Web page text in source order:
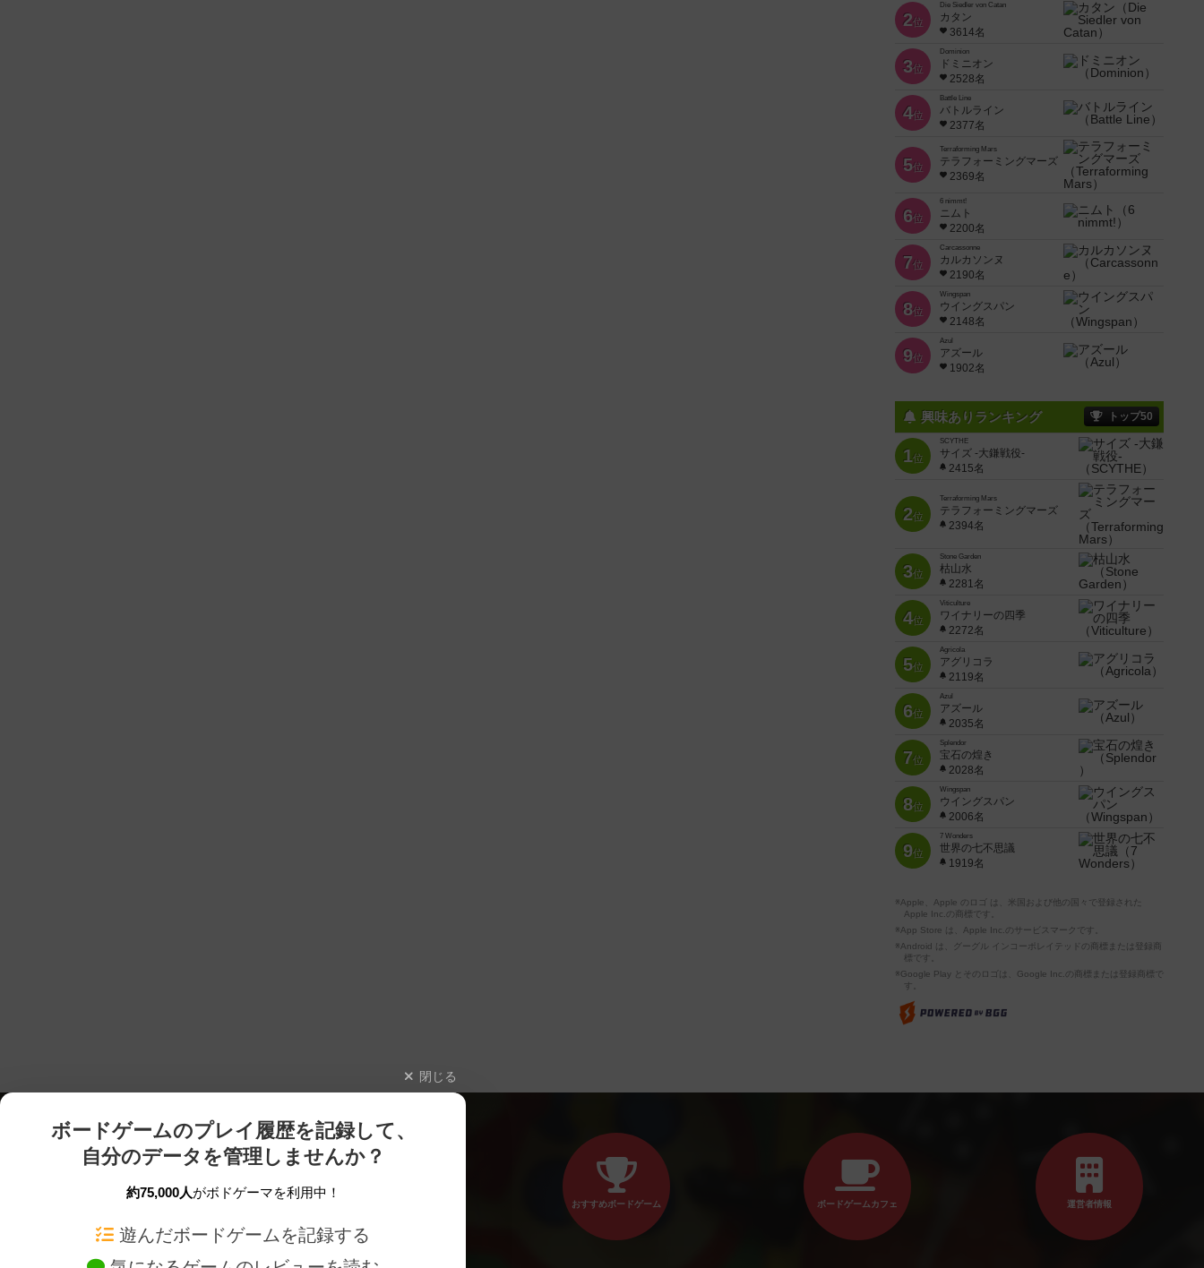
2位
Die Siedler von Catan
カタン
3614名
3位
Dominion
ドミニオン
2528名
4位
Battle Line
バトルライン
2377名
5位
Terraforming Mars
テラフォーミングマーズ
2369名
6位
6 nimmt!
ニムト
2200名
7位
Carcassonne
カルカソンヌ
2190名
8位
Wingspan
ウイングスパン
2148名
9位
Azul
アズール
1902名
興味ありランキング トップ50
1位
SCYTHE
サイズ -大鎌戦役-
2415名
2位
Terraforming Mars
テラフォーミングマーズ
2394名
3位
Stone Garden
枯山水
2281名
4位
Viticulture
ワイナリーの四季
2272名
5位
Agricola
アグリコラ
2119名
6位
Azul
アズール
2035名
7位
Splendor
宝石の煌き
2028名
8位
Wingspan
ウイングスパン
2006名
9位
7 Wonders
世界の七不思議
1919名
※Apple、Apple のロゴ は、米国および他の国々で登録された
Apple Inc.の商標です。
※App Store は、Apple Inc.のサービスマークです。
※Android は、グーグル インコーポレイテッドの商標または登録商
標です。
※Google Play とそのロゴは、Google Inc.の商標または登録商標で
す。
閉じる
ボードゲームのプレイ履歴を記録して、
自分のデータを管理しませんか？
約75,000人がボドゲーマを利用中！
遊んだボードゲームを記録する
おすすめボードゲーム ボードゲームカフェ 運営者情報